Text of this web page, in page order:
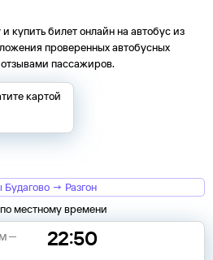
купить билет онлайн на автобус из
проверенных автобусных
пассажиров.
картой
Будагово → Разгон
местному времени
22:50